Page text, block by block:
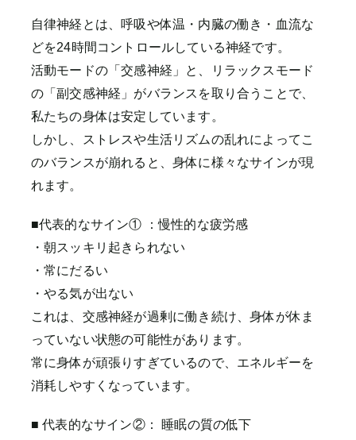
自律神経とは、呼吸や体温・内臓の働き・血流な
どを24時間コントロールしている神経です。
活動モードの「交感神経」と、リラックスモード
の「副交感神経」がバランスを取り合うことで、
私たちの身体は安定しています。
しかし、ストレスや生活リズムの乱れによってこ
のバランスが崩れると、身体に様々なサインが現
れます。
■代表的なサイン① ：慢性的な疲労感
・朝スッキリ起きられない
・常にだるい
・やる気が出ない
これは、交感神経が過剰に働き続け、身体が休ま
っていない状態の可能性があります。
常に身体が頑張りすぎているので、エネルギーを
消耗しやすくなっています。
■ 代表的なサイン②： 睡眠の質の低下